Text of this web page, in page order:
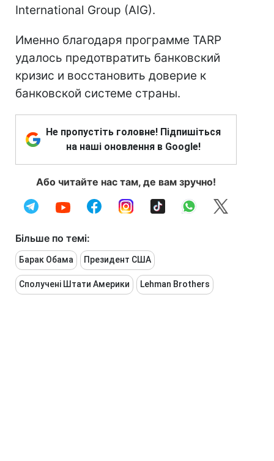
International Group (AIG).
Именно благодаря программе TARP
удалось предотвратить банковский
кризис и восстановить доверие к
банковской системе страны.
Не пропустіть головне! Підпишіться
на наші оновлення в Google!
Або читайте нас там, де вам зручно!
Більше по темі:
Барак Обама Президент США
Сполучені Штати Америки Lehman Brothers